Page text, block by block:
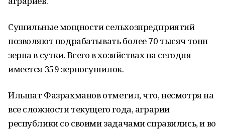
Сушильные мощности сельхозпредприятий
позволяют подрабатывать более 70 тысяч тонн
зерна в сутки. Всего в хозяйствах на сегодня
имеется 359 зерносушилок.
Ильшат Фазрахманов отметил, что, несмотря на
все сложности текущего года, аграрии
республики со своими задачами справились, и во